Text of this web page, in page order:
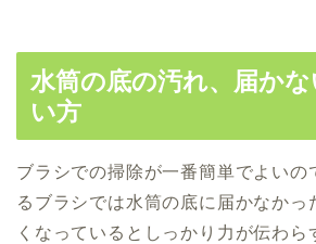
水筒の底の汚れ、届か
い方
ブラシでの掃除が一番簡単でよいの
るブラシでは水筒の底に届かなかっ
くなっているとしっかり力が伝わら